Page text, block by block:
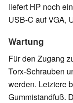
liefert HP noch
USB-C auf VGA,
Wartung
Für den Zugang
Torx-Schrauben
werden. Letztere
Gummistandfuß.